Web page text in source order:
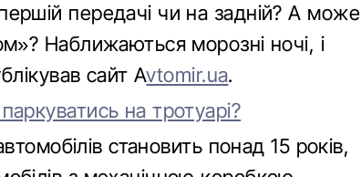
передачі чи на задній? А може
Наближаються морозні ночі, і
сайт Avtomir.ua.
на тротуарі?
становить понад 15 років,